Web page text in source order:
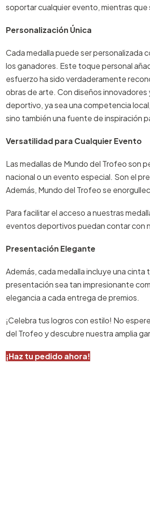
soportar cualquier evento, mientras
Personalización Única
Cada medalla puede ser personalizada
los ganadores. Este toque personal
esfuerzo ha sido verdaderamente
obras de arte. Con diseños
deportivo, ya sea una competencia
sino también una fuente de inspiración
Versatilidad para Cualquier Evento
Las medallas de Mundo del Trofeo son
nacional o un evento especial. Son el
Además, Mundo del Trofeo se
Para facilitar el acceso a nuestras
eventos deportivos puedan contar con
Presentación Elegante
Además, cada medalla incluye una
presentación sea tan impresionante
elegancia a cada entrega de premios.
¡Celebra tus logros con estilo! No
del Trofeo y descubre nuestra amplia
¡Haz tu pedido ahora!